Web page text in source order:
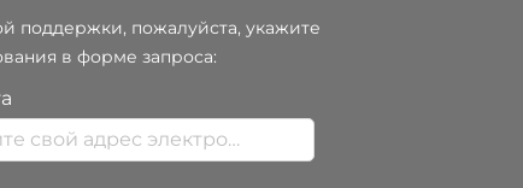
поддержки, пожалуйста, укажите
в форме запроса: